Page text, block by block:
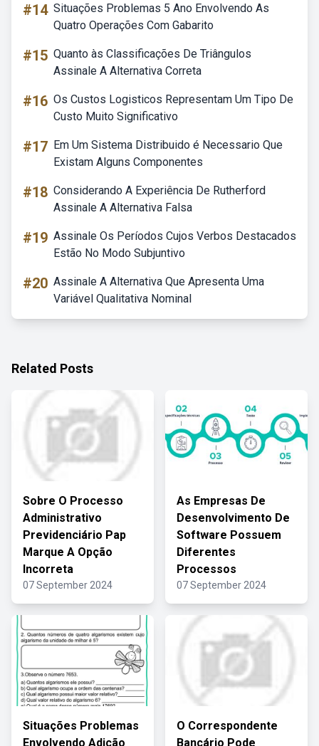
#14 Situações Problemas 5 Ano Envolvendo As
Quatro Operações Com Gabarito
#15 Quanto às Classificações De Triângulos
Assinale A Alternativa Correta
#16 Os Custos Logisticos Representam Um Tipo De
Custo Muito Significativo
#17 Em Um Sistema Distribuido é Necessario Que
Existam Alguns Componentes
#18 Considerando A Experiência De Rutherford
Assinale A Alternativa Falsa
#19 Assinale Os Períodos Cujos Verbos Destacados
Estão No Modo Subjuntivo
#20 Assinale A Alternativa Que Apresenta Uma
Variável Qualitativa Nominal
Related Posts
Sobre O Processo
Administrativo
Previdenciário Pap
Marque A Opção
Incorreta
07 September 2024
As Empresas De
Desenvolvimento De
Software Possuem
Diferentes
Processos
07 September 2024
Situações Problemas
Envolvendo Adição
O Correspondente
Bancário Pode